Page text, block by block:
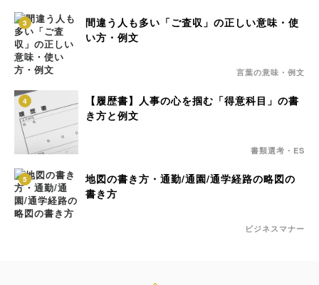
3
間違う人も多い「ご査収」の正しい意味・使
い方・例文
言葉の意味・例文
4
【履歴書】人事の心を掴む「得意科目」の書
き方と例文
書類選考・ES
5
地図の書き方・通勤/通園/通学経路の略図の
書き方
ビジネスマナー